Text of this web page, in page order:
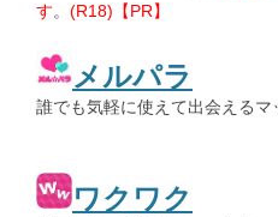
す。 (R18)【PR】
メルパラ
誰でも気軽に使えて出会えるマ
ワクワク